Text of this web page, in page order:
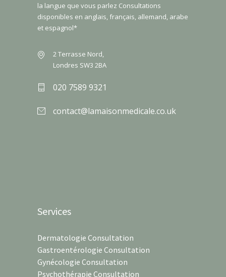
la langue que vous parlez Consultations
disponibles en anglais, français, allemand, arabe
et espagnol*
2 Terrasse Nord,
Londres SW3 2BA
020 7589 9321
contact@lamaisonmedicale.co.uk
Services
Dermatologie Consultation
Gastroentérologie Consultation
Gynécologie Consultation
Psychothérapie Consultation